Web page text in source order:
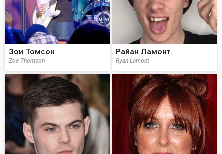
Зои Томсон
Zoe Thomson
Райан Ламонт
Ryan Lamont